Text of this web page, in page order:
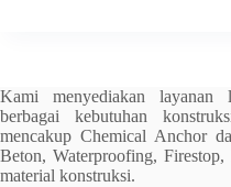
Kami menyediakan layanan
berbagai kebutuhan
mencakup Chemical Anchor
Beton, Waterproofing,
material konstruksi.